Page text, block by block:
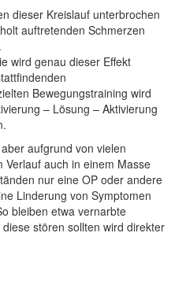
dieser Kreislauf unterbrochen
auftretenden Schmerzen
wird genau dieser Effekt
Bewegungstraining wird
– Lösung – Aktivierung
aufgrund von vielen
Verlauf auch in einem Masse
nur eine OP oder andere
Linderung von Symptomen
bleiben etwa vernarbte
stören sollten wird direkter